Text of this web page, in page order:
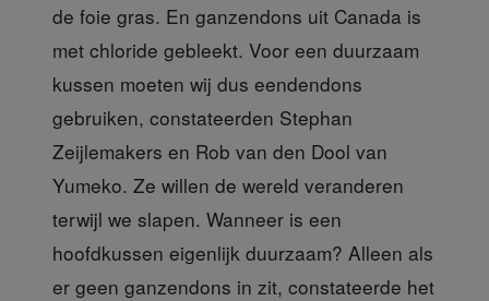
de foie gras. En ganzendons uit Canada is
met chloride gebleekt. Voor een duurzaam
kussen moeten wij dus eendendons
gebruiken, constateerden Stephan
Zeijlemakers en Rob van den Dool van
Yumeko. Ze willen de wereld veranderen
terwijl we slapen. Wanneer is een
hoofdkussen eigenlijk duurzaam? Alleen als
er geen ganzendons in zit, constateerde het